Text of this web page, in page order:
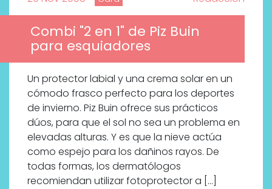
Combi "2 en 1" de Piz Buin
para esquiadores
Un protector labial y una crema solar en un
cómodo frasco perfecto para los deportes
de invierno. Piz Buin ofrece sus prácticos
dúos, para que el sol no sea un problema en
elevadas alturas. Y es que la nieve actúa
como espejo para los dañinos rayos. De
todas formas, los dermatólogos
recomiendan utilizar fotoprotector a […]